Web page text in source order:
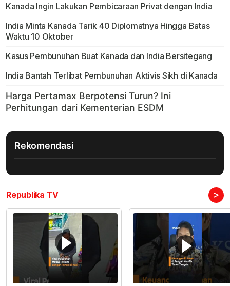
Kanada Ingin Lakukan Pembicaraan Privat dengan India
India Minta Kanada Tarik 40 Diplomatnya Hingga Batas
Waktu 10 Oktober
Kasus Pembunuhan Buat Kanada dan India Bersitegang
India Bantah Terlibat Pembunuhan Aktivis Sikh di Kanada
Rekomendasi
Republika TV >